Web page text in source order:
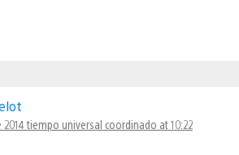
2014 tiempo universal coordinado at 10:22